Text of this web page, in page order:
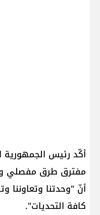
أكّد رئيس الجمهورية
مفترق طرق مفصلي
أنّ "وحدتنا وتعاوننا
كافة التحديات".